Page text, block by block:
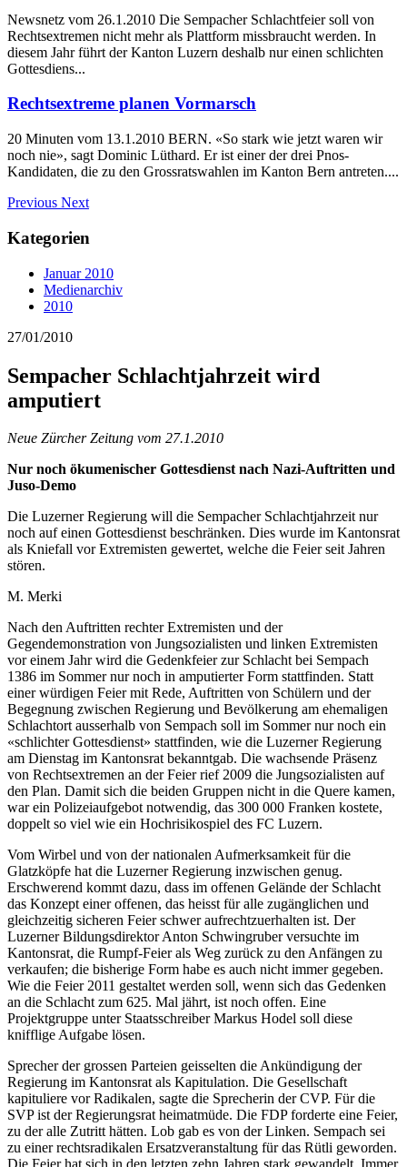
Newsnetz vom 26.1.2010 Die Sempacher Schlachtfeier soll von
Rechtsextremen nicht mehr als Plattform missbraucht werden. In
diesem Jahr führt der Kanton Luzern deshalb nur einen schlichten
Gottesdiens...
Rechtsextreme planen Vormarsch
20 Minuten vom 13.1.2010 BERN. «So stark wie jetzt waren wir
noch nie», sagt Dominic Lüthard. Er ist einer der drei Pnos-
Kandidaten, die zu den Grossratswahlen im Kanton Bern antreten....
Previous Next
Kategorien
Januar 2010
Medienarchiv
2010
27/01/2010
Sempacher Schlachtjahrzeit wird
amputiert
Neue Zürcher Zeitung vom 27.1.2010
Nur noch ökumenischer Gottesdienst nach Nazi-Auftritten und
Juso-Demo
Die Luzerner Regierung will die Sempacher Schlachtjahrzeit nur
noch auf einen Gottesdienst beschränken. Dies wurde im Kantonsrat
als Kniefall vor Extremisten gewertet, welche die Feier seit Jahren
stören.
M. Merki
Nach den Auftritten rechter Extremisten und der
Gegendemonstration von Jungsozialisten und linken Extremisten
vor einem Jahr wird die Gedenkfeier zur Schlacht bei Sempach
1386 im Sommer nur noch in amputierter Form stattfinden. Statt
einer würdigen Feier mit Rede, Auftritten von Schülern und der
Begegnung zwischen Regierung und Bevölkerung am ehemaligen
Schlachtort ausserhalb von Sempach soll im Sommer nur noch ein
«schlichter Gottesdienst» stattfinden, wie die Luzerner Regierung
am Dienstag im Kantonsrat bekanntgab. Die wachsende Präsenz
von Rechtsextremen an der Feier rief 2009 die Jungsozialisten auf
den Plan. Damit sich die beiden Gruppen nicht in die Quere kamen,
war ein Polizeiaufgebot notwendig, das 300 000 Franken kostete,
doppelt so viel wie ein Hochrisikospiel des FC Luzern.
Vom Wirbel und von der nationalen Aufmerksamkeit für die
Glatzköpfe hat die Luzerner Regierung inzwischen genug.
Erschwerend kommt dazu, dass im offenen Gelände der Schlacht
das Konzept einer offenen, das heisst für alle zugänglichen und
gleichzeitig sicheren Feier schwer aufrechtzuerhalten ist. Der
Luzerner Bildungsdirektor Anton Schwingruber versuchte im
Kantonsrat, die Rumpf-Feier als Weg zurück zu den Anfängen zu
verkaufen; die bisherige Form habe es auch nicht immer gegeben.
Wie die Feier 2011 gestaltet werden soll, wenn sich das Gedenken
an die Schlacht zum 625. Mal jährt, ist noch offen. Eine
Projektgruppe unter Staatsschreiber Markus Hodel soll diese
knifflige Aufgabe lösen.
Sprecher der grossen Parteien geisselten die Ankündigung der
Regierung im Kantonsrat als Kapitulation. Die Gesellschaft
kapituliere vor Radikalen, sagte die Sprecherin der CVP. Für die
SVP ist der Regierungsrat heimatmüde. Die FDP forderte eine Feier,
zu der alle Zutritt hätten. Lob gab es von der Linken. Sempach sei
zu einer rechtsradikalen Ersatzveranstaltung für das Rütli geworden.